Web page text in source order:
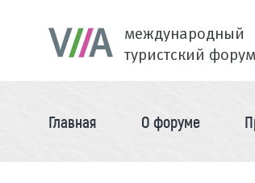
международный
туристский форум
Главная О форуме